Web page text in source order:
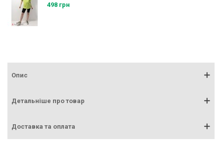
498 грн
Опис
Детальніше про товар
Доставка та оплата